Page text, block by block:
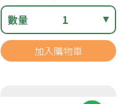
數量 1
加入購物車